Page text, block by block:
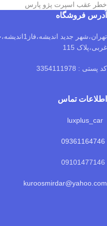
خطر عقب اسپرت پژو پارس
آدرس فروشگاه
تهران،شهر
غربی،پلاک 115
کد پستی : 3354111978
اطلاعات تماس
09361164746
kuroosmirdar@yahoo.com